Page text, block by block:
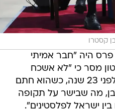
קסטרו
היה "חבר אמיתי
מסר כי "לא אשכח
לעולם איך הוא היה שמח לפני 23 שנה, כשהוא חתם
מה שבישר על תקופה
ישראל לפלסטינים".